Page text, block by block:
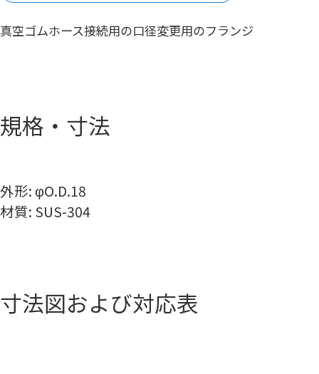
真空ゴムホース接続用の口径変更用のフランジ
規格・寸法
外形: φO.D.18
材質: SUS-304
寸法図および対応表